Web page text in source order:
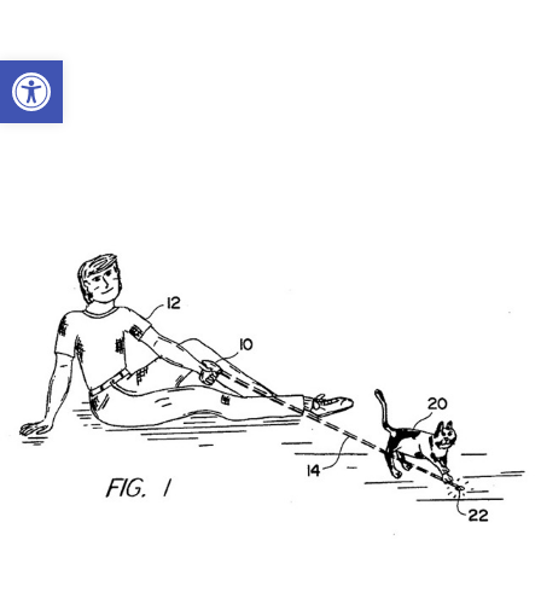
Abrir a barra de ferramentas